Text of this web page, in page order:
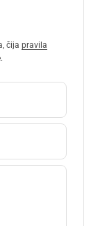
čija pravila